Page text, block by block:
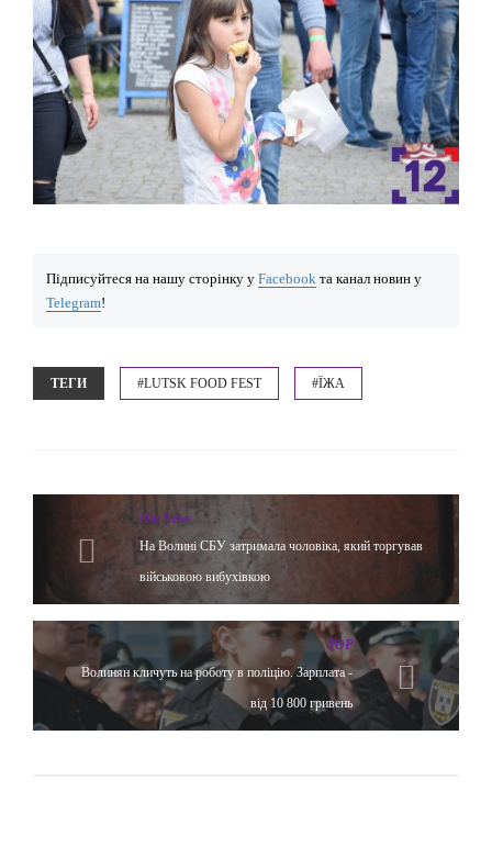
Підписуйтеся на нашу сторінку у Facebook та канал новин у
Telegram!
ТЕГИ #LUTSK FOOD FEST #ЇЖА
Hot News
На Волині СБУ затримала чоловіка, який торгував
військовою вибухівкою
TOP
Волинян кличуть на роботу в поліцію. Зарплата -
від 10 800 гривень